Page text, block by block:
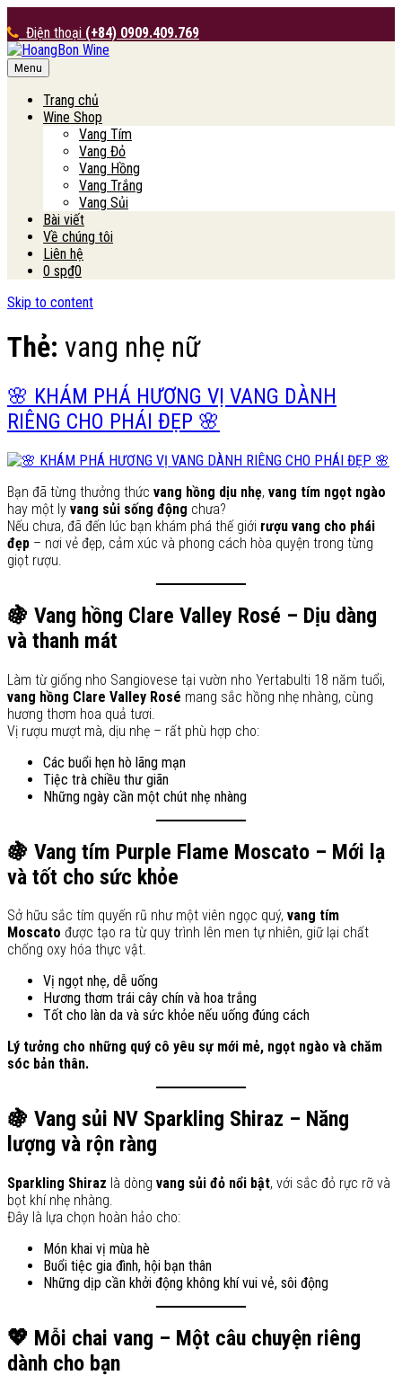
Điện thoại (+84) 0909.409.769
HoangBon Wine
Menu
Trang chủ
Wine Shop
Vang Tím
Vang Đỏ
Vang Hồng
Vang Trắng
Vang Sủi
Bài viết
Về chúng tôi
Liên hệ
0 sp₫0
Skip to content
Thẻ: vang nhẹ nữ
🌸 KHÁM PHÁ HƯƠNG VỊ VANG DÀNH
RIÊNG CHO PHÁI ĐẸP 🌸
Bạn đã từng thưởng thức vang hồng dịu nhẹ, vang tím ngọt ngào
hay một ly vang sủi sống động chưa?
Nếu chưa, đã đến lúc bạn khám phá thế giới rượu vang cho phái
đẹp – nơi vẻ đẹp, cảm xúc và phong cách hòa quyện trong từng
giọt rượu.
🍇 Vang hồng Clare Valley Rosé – Dịu dàng
và thanh mát
Làm từ giống nho Sangiovese tại vườn nho Yertabulti 18 năm tuổi,
vang hồng Clare Valley Rosé mang sắc hồng nhẹ nhàng, cùng
hương thơm hoa quả tươi.
Vị rượu mượt mà, dịu nhẹ – rất phù hợp cho:
Các buổi hẹn hò lãng mạn
Tiệc trà chiều thư giãn
Những ngày cần một chút nhẹ nhàng
🍇 Vang tím Purple Flame Moscato – Mới lạ
và tốt cho sức khỏe
Sở hữu sắc tím quyến rũ như một viên ngọc quý, vang tím
Moscato được tạo ra từ quy trình lên men tự nhiên, giữ lại chất
chống oxy hóa thực vật.
Vị ngọt nhẹ, dễ uống
Hương thơm trái cây chín và hoa trắng
Tốt cho làn da và sức khỏe nếu uống đúng cách
Lý tưởng cho những quý cô yêu sự mới mẻ, ngọt ngào và chăm
sóc bản thân.
🍇 Vang sủi NV Sparkling Shiraz – Năng
lượng và rộn ràng
Sparkling Shiraz là dòng vang sủi đỏ nổi bật, với sắc đỏ rực rỡ và
bọt khí nhẹ nhàng.
Đây là lựa chọn hoàn hảo cho:
Món khai vị mùa hè
Buổi tiệc gia đình, hội bạn thân
Những dịp cần khởi động không khí vui vẻ, sôi động
💖 Mỗi chai vang – Một câu chuyện riêng
dành cho bạn